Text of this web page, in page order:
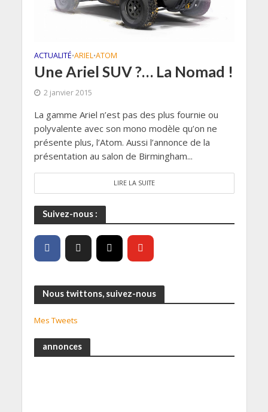
ACTUALITÉ•ARIEL•ATOM
Une Ariel SUV ?… La Nomad !
2 janvier 2015
La gamme Ariel n’est pas des plus fournie ou
polyvalente avec son mono modèle qu’on ne
présente plus, l’Atom. Aussi l’annonce de la
présentation au salon de Birmingham...
LIRE LA SUITE
Suivez-nous :
Nous twittons, suivez-nous
Mes Tweets
annonces